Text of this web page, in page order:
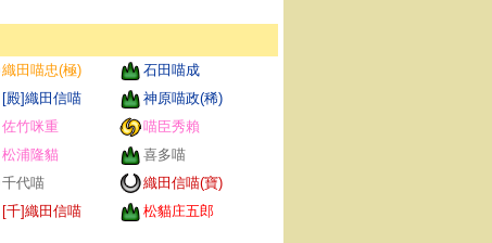
織田喵忠(極)
石田喵成
[殿]織田信喵
神原喵政(稀)
佐竹咪重
喵臣秀賴
松浦隆貓
喜多喵
千代喵
織田信喵(寶)
[千]織田信喵
松貓庄五郎